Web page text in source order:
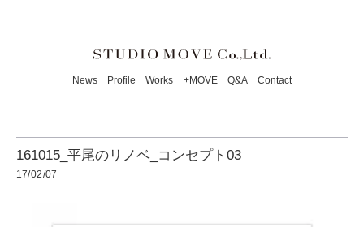
News Profile Works +MOVE Q&A Contact
161015_平尾のリノベ_コンセプト03
17/02/07